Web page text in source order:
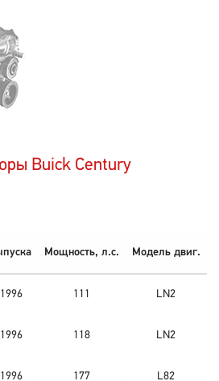
Buick Century
Мощность, л.с. Модель двиг.
111 LN2
118 LN2
177 L82